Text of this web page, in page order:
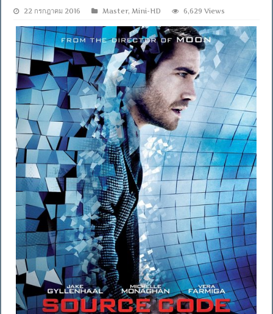
22 กรกฎาคม 2016 Master,Mini-HD 6,629 Views